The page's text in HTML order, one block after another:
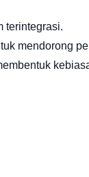
terintegrasi.
mendorong